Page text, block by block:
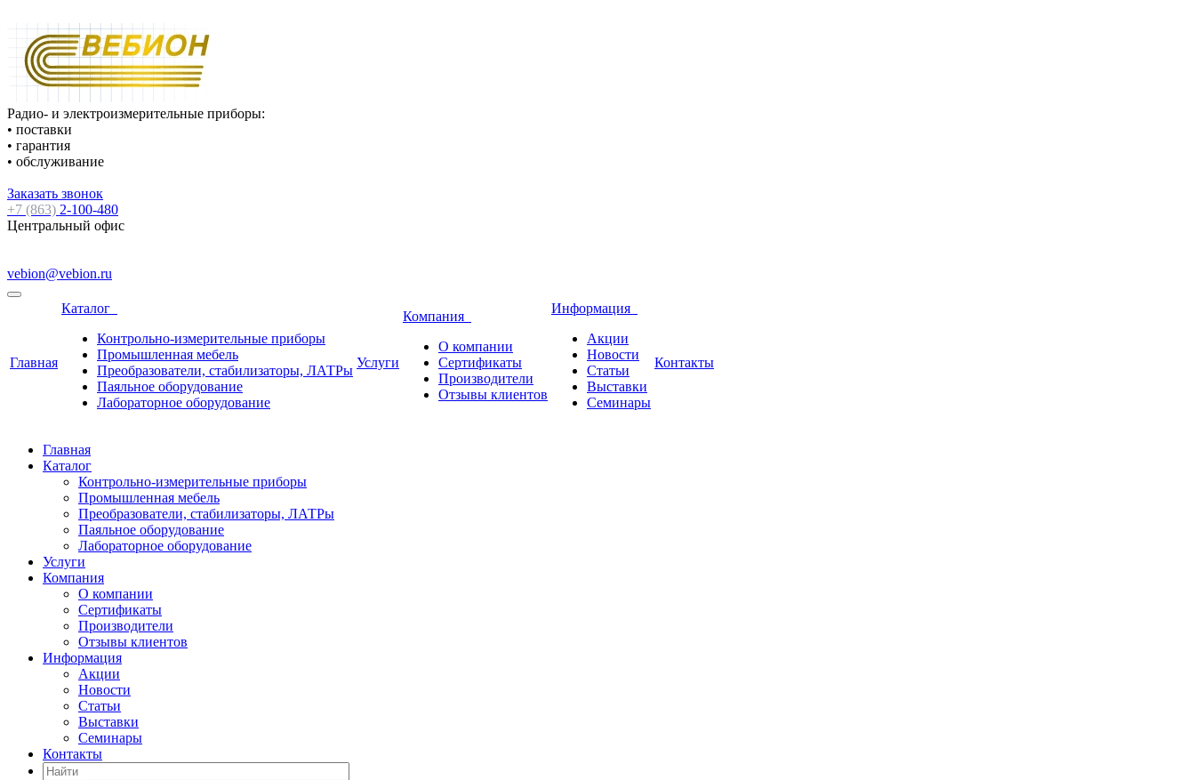
Радио- и электроизмерительные приборы:
• поставки
• гарантия
• обслуживание
Заказать звонок
+7 (863) 2-100-480
Центральный офис
vebion@vebion.ru
Главная
Каталог
Контрольно-измерительные приборы
Промышленная мебель
Преобразователи, стабилизаторы, ЛАТРы
Паяльное оборудование
Лабораторное оборудование
Услуги
Компания
О компании
Сертификаты
Производители
Отзывы клиентов
Информация
Акции
Новости
Статьи
Выставки
Семинары
Контакты
Главная
Каталог
Контрольно-измерительные приборы
Промышленная мебель
Преобразователи, стабилизаторы, ЛАТРы
Паяльное оборудование
Лабораторное оборудование
Услуги
Компания
О компании
Сертификаты
Производители
Отзывы клиентов
Информация
Акции
Новости
Статьи
Выставки
Семинары
Контакты